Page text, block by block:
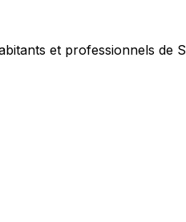
et professionnels de